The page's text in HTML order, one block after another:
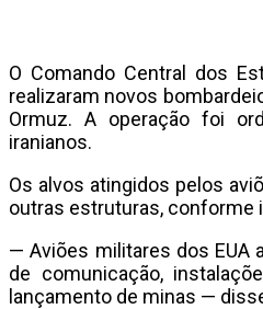
O Comando Central dos
realizaram novos
Ormuz. A operação foi
iranianos.
Os alvos atingidos pelos
outras estruturas, conforme
— Aviões militares dos EUA
de comunicação,
lançamento de minas —